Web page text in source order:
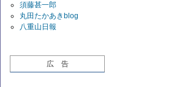
須藤甚一郎
丸田たかあきblog
八重山日報
広 告